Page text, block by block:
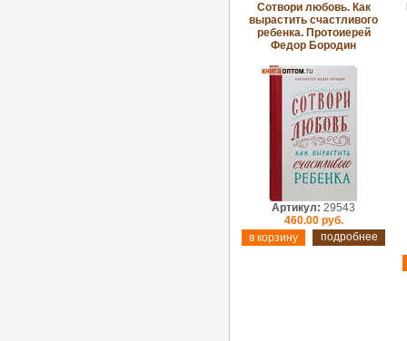
Сотвори любовь. Как
вырастить счастливого
ребенка. Протоиерей
Федор Бородин
Артикул: 29543
460.00 руб.
подробнее